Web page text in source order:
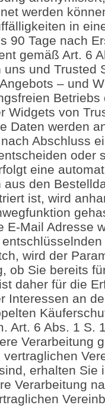
werden
in
90 Tage nach
gemäß Art. 6
und Trusted
– und
Widgets von
Daten werden
Abschluss
oder
eine
den
ist, wird
E-Mail Adresse
wird der
ob Sie bereits
daher für die
Interessen an
Art. 6 Abs. 1 S.
Verarbeitung
erhalten
Verarbeitung